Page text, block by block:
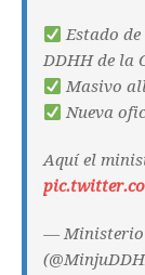
Estado de
DDHH de la
Masivo
Nueva
Aquí el
— Ministerio